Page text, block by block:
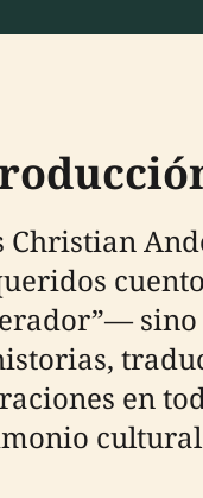
Christian
sino
en
cultural